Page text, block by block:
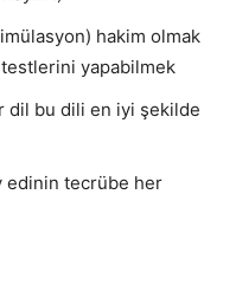
hakim olmak
yapabilmek
dil bu dili en iyi şekilde
edinin tecrübe her